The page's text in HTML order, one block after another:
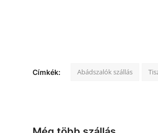
Címkék: Abádszalók szállás